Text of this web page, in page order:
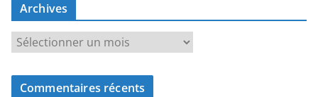
Archives
r
c
Commentaires récents